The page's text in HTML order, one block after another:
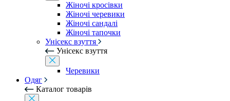
Жіночі кросівки
Жіночі черевики
Жіночі сандалі
Жіночі тапочки
Унісекс взуття
Унісекс взуття
Черевики
Одяг
Каталог товарів